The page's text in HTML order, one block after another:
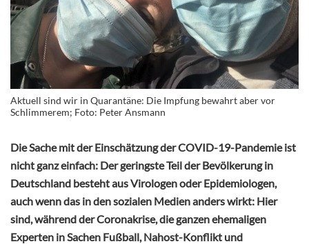
Aktuell sind wir in Quarantäne: Die Impfung bewahrt aber vor
Schlimmerem; Foto: Peter Ansmann
Die Sache mit der Einschätzung der COVID-19-Pandemie ist
nicht ganz einfach: Der geringste Teil der Bevölkerung in
Deutschland besteht aus Virologen oder Epidemiologen,
auch wenn das in den sozialen Medien anders wirkt: Hier
sind, während der Coronakrise, die ganzen ehemaligen
Experten in Sachen Fußball, Nahost-Konflikt und